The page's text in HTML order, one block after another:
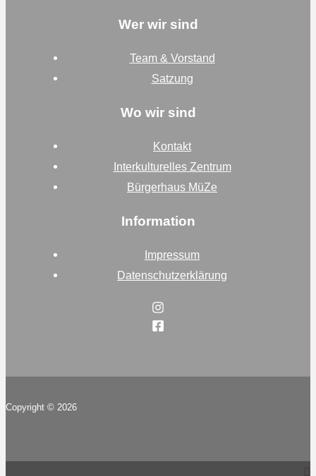
Wer wir sind
Team & Vorstand
Satzung
Wo wir sind
Kontakt
Interkulturelles Zentrum
Bürgerhaus MüZe
Information
Impressum
Datenschutzerklärung
Copyright © 2026